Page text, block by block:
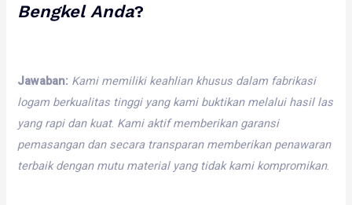
Bengkel Anda?
Jawaban: Kami memiliki keahlian khusus dalam fabrikasi
logam berkualitas tinggi yang kami buktikan melalui hasil las
yang rapi dan kuat. Kami aktif memberikan garansi
pemasangan dan secara transparan memberikan penawaran
terbaik dengan mutu material yang tidak kami kompromikan.